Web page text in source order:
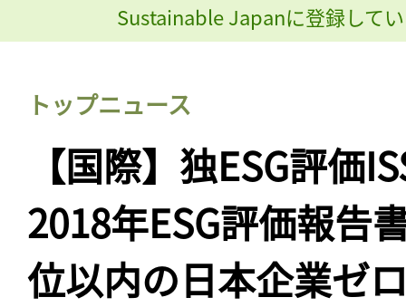
Sustainable Japanに登録して
トップニュース
【国際】独ESG評価
2018年ESG評価報告
位以内の日本企業ゼ